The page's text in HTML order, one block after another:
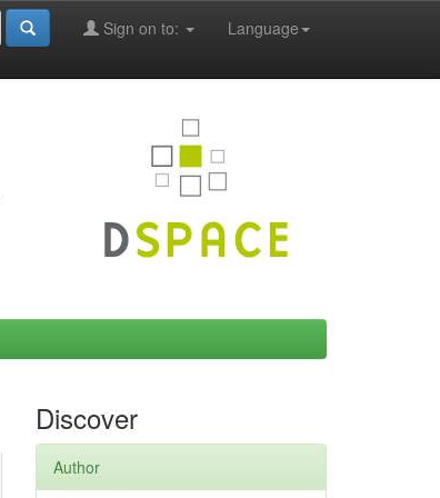
Language
Sign on to:
Discover
Author